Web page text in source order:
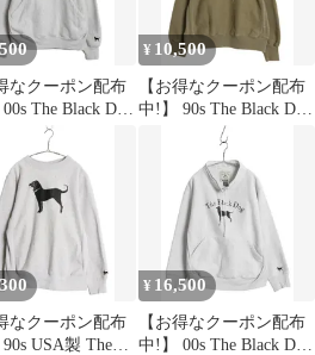
なクーポン配布
The Black Dog
刺繍 ハイネック
ット メンズ レデ
L オールド 裏起
ーナー リバース
ヘビーウェイト
¥ 10,500
【お得なクーポン配布
中!】 90s The Black Dog
ドッグ プリント スウェ
ット メンズ レディース
L / 古着 オールド トレ
ーナー 裏起毛 ヘビーウ
ェイト リバース タイプ
なクーポン配布
USA製 The
¥ 16,500
【お得なクーポン配布
中!】 00s The Black Dog